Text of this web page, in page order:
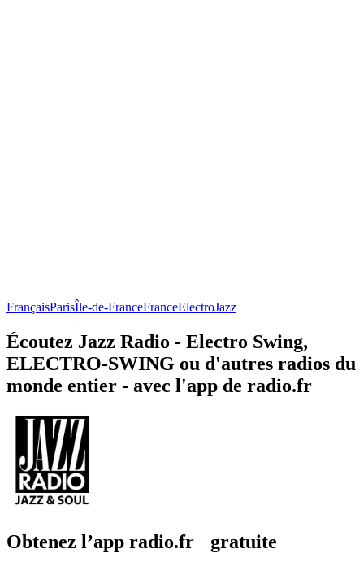
FrançaisParisÎle-de-FranceFranceElectroJazz
Écoutez Jazz Radio - Electro Swing,
ELECTRO-SWING ou d'autres radios du
monde entier - avec l'app de radio.fr
Obtenez l’app radio.fr gratuite